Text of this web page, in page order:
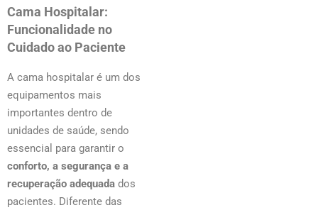
Cama Hospitalar:
Funcionalidade no
Cuidado ao Paciente
A cama hospitalar é um dos
equipamentos mais
importantes dentro de
unidades de saúde, sendo
essencial para garantir o
conforto, a segurança e a
recuperação adequada dos
pacientes. Diferente das